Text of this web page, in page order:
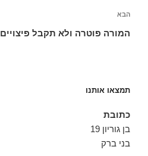
הפוסט
הבא
הבא
המורה פוטרה ולא תקבל פיצויים
תמצאו אותנו
כתובת
בן גוריון 19
בני ברק